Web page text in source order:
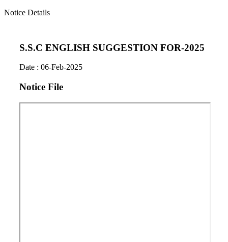
Notice Details
S.S.C ENGLISH SUGGESTION FOR-2025
Date : 06-Feb-2025
Notice File